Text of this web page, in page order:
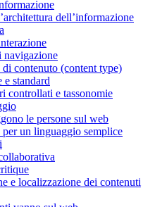
dell’informazione
navigazione
contenuto (content type)
standard
controllati e tassonomie
le persone sul web
un linguaggio semplice
e localizzazione dei contenuti